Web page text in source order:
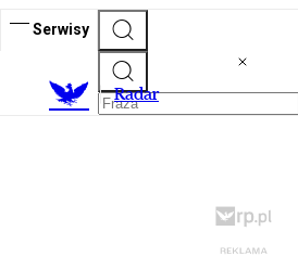
Serwisy
Radar